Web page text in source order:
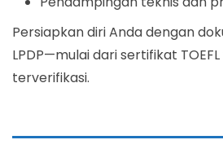
Persiapkan diri Anda dengan
LPDP—mulai dari sertifikat
terverifikasi.